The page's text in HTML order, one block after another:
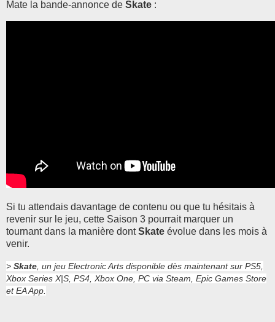
Mate la bande-annonce de Skate :
Si tu attendais davantage de contenu ou que tu hésitais à
revenir sur le jeu, cette Saison 3 pourrait marquer un
tournant dans la manière dontSkate évolue dans les mois à
venir.
> Skate , un jeu Electronic Arts disponible dès maintenant sur PS5,
Xbox Series X|S, PS4, Xbox One, PC via Steam, Epic Games Store
et EA App.